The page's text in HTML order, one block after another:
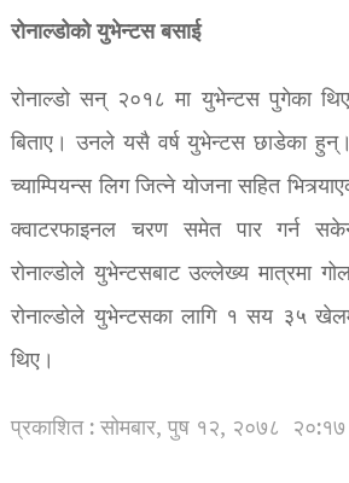
रोनाल्डोको युभेन्टस बसाई
रोनाल्डो सन् २०१८ मा युभेन्टस पुगेका
बिताए। उनले यसै वर्ष युभेन्टस छाडेका
च्याम्पियन्स लिग जित्ने योजना सहित
क्वाटरफाइनल चरण समेत पार गर्न
रोनाल्डोले युभेन्टसबाट उल्लेख्य मात्रमा
रोनाल्डोले युभेन्टसका लागि १ सय ३५
थिए।
प्रकाशित : सोमबार, पुष १२, २०७८ २०:१७